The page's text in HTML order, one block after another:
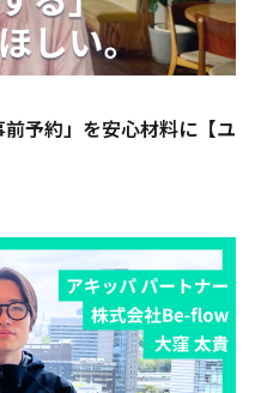
予約」を安心材料に【ユ